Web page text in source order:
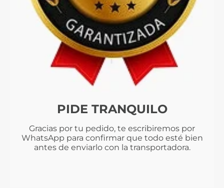
PIDE TRANQUILO
Gracias por tu pedido, te escribiremos por
WhatsApp para confirmar que todo esté bien
antes de enviarlo con la transportadora.